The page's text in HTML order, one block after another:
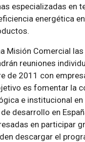
especializadas en
energética
Misión Comercial
reuniones
de 2011 con
es fomentar la
e institucional
desarrollo en
en participar
descargar el